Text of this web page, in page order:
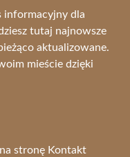
informacyjny dla
tutaj najnowsze
aktualizowane.
mieście dzięki
stronę Kontakt